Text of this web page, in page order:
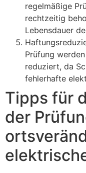
regelmäßige
rechtzeitig
Lebensdauer
Prüfung
reduziert, da
fehlerhafte
Tipps für
der